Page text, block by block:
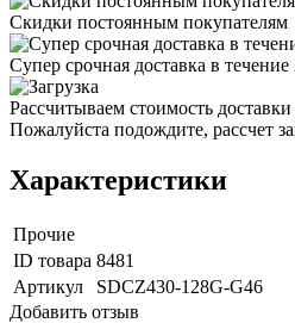
Скидки постоянным покупателям
Супер срочная доставка в течение
Рассчитываем стоимость доставки
Пожалуйста подождите, рассчет
Характеристики
Прочие
ID товара 8481
Артикул
SDCZ430-128G-G46
Добавить отзыв